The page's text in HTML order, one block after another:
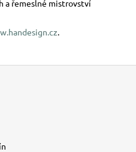
a řemeslné mistrovství
.